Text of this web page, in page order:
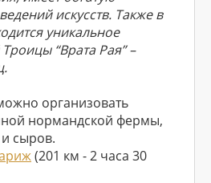
искусств. Также в
уникальное
“Врата Рая” –
организовать
нормандской фермы,
и сыров.
(201 км - 2 часа 30